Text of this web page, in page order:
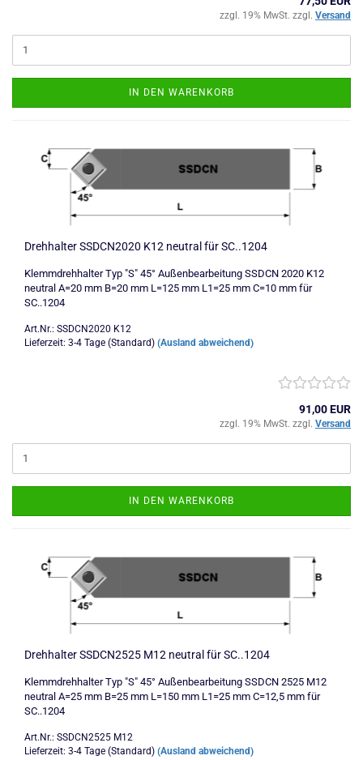
zzgl. 19% MwSt. zzgl. Versand
IN DEN WARENKORB
Drehhalter SSDCN2020 K12 neutral für SC..1204
Klemmdrehhalter Typ "S" 45° Außenbearbeitung SSDCN 2020 K12
neutral A=20 mm B=20 mm L=125 mm L1=25 mm C=10 mm für
SC..1204
Art.Nr.: SSDCN2020 K12
Lieferzeit: 3-4 Tage (Standard) (Ausland abweichend)
91,00 EUR
zzgl. 19% MwSt. zzgl. Versand
IN DEN WARENKORB
Drehhalter SSDCN2525 M12 neutral für SC..1204
Klemmdrehhalter Typ "S" 45° Außenbearbeitung SSDCN 2525 M12
neutral A=25 mm B=25 mm L=150 mm L1=25 mm C=12,5 mm für
SC..1204
Art.Nr.: SSDCN2525 M12
Lieferzeit: 3-4 Tage (Standard) (Ausland abweichend)